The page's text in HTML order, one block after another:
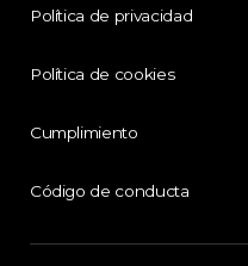
Política de privacidad
Política de cookies
Cumplimiento
Código de conducta